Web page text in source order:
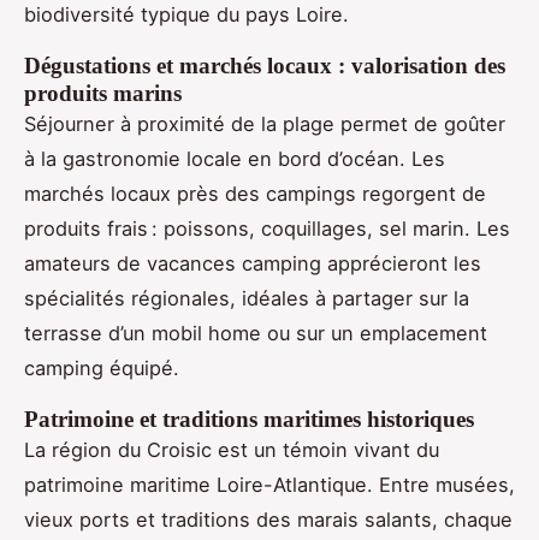
biodiversité typique du pays Loire.
Dégustations et marchés locaux : valorisation des
produits marins
Séjourner à proximité de la plage permet de goûter
à la gastronomie locale en bord d’océan. Les
marchés locaux près des campings regorgent de
produits frais : poissons, coquillages, sel marin. Les
amateurs de vacances camping apprécieront les
spécialités régionales, idéales à partager sur la
terrasse d’un mobil home ou sur un emplacement
camping équipé.
Patrimoine et traditions maritimes historiques
La région du Croisic est un témoin vivant du
patrimoine maritime Loire-Atlantique. Entre musées,
vieux ports et traditions des marais salants, chaque